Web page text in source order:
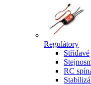
Regulátory
Střídavé
RC